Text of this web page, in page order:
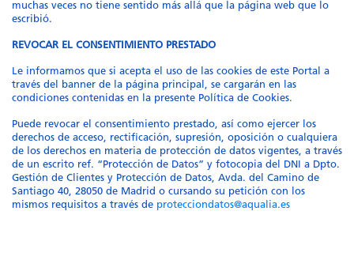
muchas veces no tiene sentido más allá que la página web que lo
escribió.
REVOCAR EL CONSENTIMIENTO PRESTADO
Le informamos que si acepta el uso de las cookies de este Portal a
través del banner de la página principal, se cargarán en las
condiciones contenidas en la presente Política de Cookies.
Puede revocar el consentimiento prestado, así como ejercer los
derechos de acceso, rectificación, supresión, oposición o cualquiera
de los derechos en materia de protección de datos vigentes, a través
de un escrito ref. “Protección de Datos” y fotocopia del DNI a Dpto.
Gestión de Clientes y Protección de Datos, Avda. del Camino de
Santiago 40, 28050 de Madrid o cursando su petición con los
mismos requisitos a través de protecciondatos@aqualia.es